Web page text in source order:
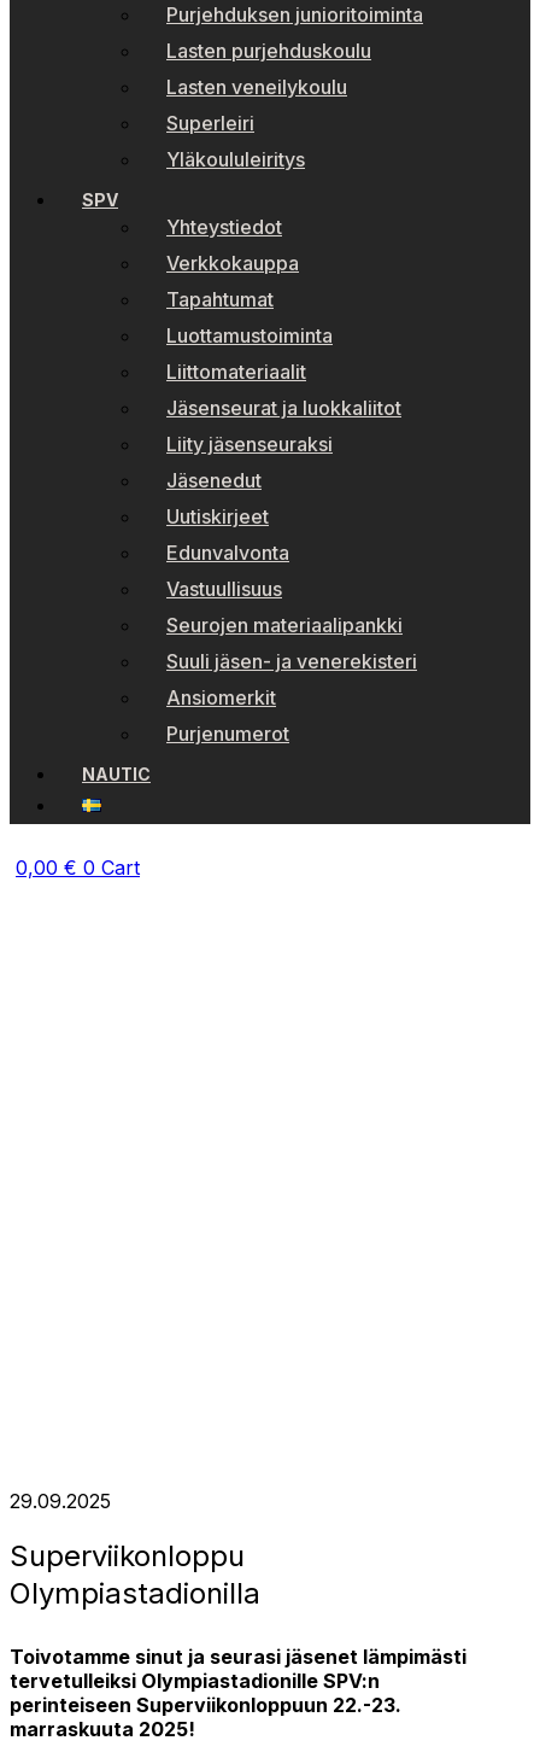
Purjehduksen junioritoiminta
Lasten purjehduskoulu
Lasten veneilykoulu
Superleiri
Yläkoululeiritys
SPV
Yhteystiedot
Verkkokauppa
Tapahtumat
Luottamustoiminta
Liittomateriaalit
Jäsenseurat ja luokkaliitot
Liity jäsenseuraksi
Jäsenedut
Uutiskirjeet
Edunvalvonta
Vastuullisuus
Seurojen materiaalipankki
Suuli jäsen- ja venerekisteri
Ansiomerkit
Purjenumerot
NAUTIC
0,00 € 0 Cart
29.09.2025
Superviikonloppu
Olympiastadionilla
Toivotamme sinut ja seurasi jäsenet lämpimästi
tervetulleiksi Olympiastadionille SPV:n
perinteiseen Superviikonloppuun 22.-23.
marraskuuta 2025!